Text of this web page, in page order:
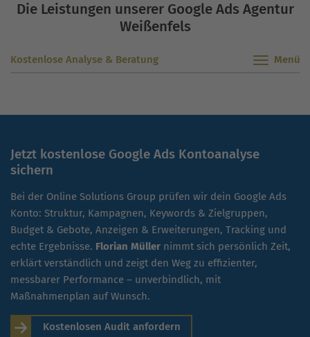
Die Leistungen unserer Google Ads Agentur
Weißenfels
Kostenlose Analyse & Beratung
Jetzt kostenlose Google Ads Kontoanalyse
sichern
Bei der Online Solutions Group prüfen wir dein Google Ads
Konto: Struktur, Kampagnen, Keywords & Zielgruppen,
Budget & Gebote, Anzeigen & Erweiterungen, Tracking und
echte Ergebnisse. Florian Müller nimmt sich persönlich Zeit,
erklärt verständlich und zeigt den Weg zu effizienter,
messbarer Performance – unverbindlich, mit
Maßnahmenplan auf Wunsch.
Kostenlosen Audit anfordern